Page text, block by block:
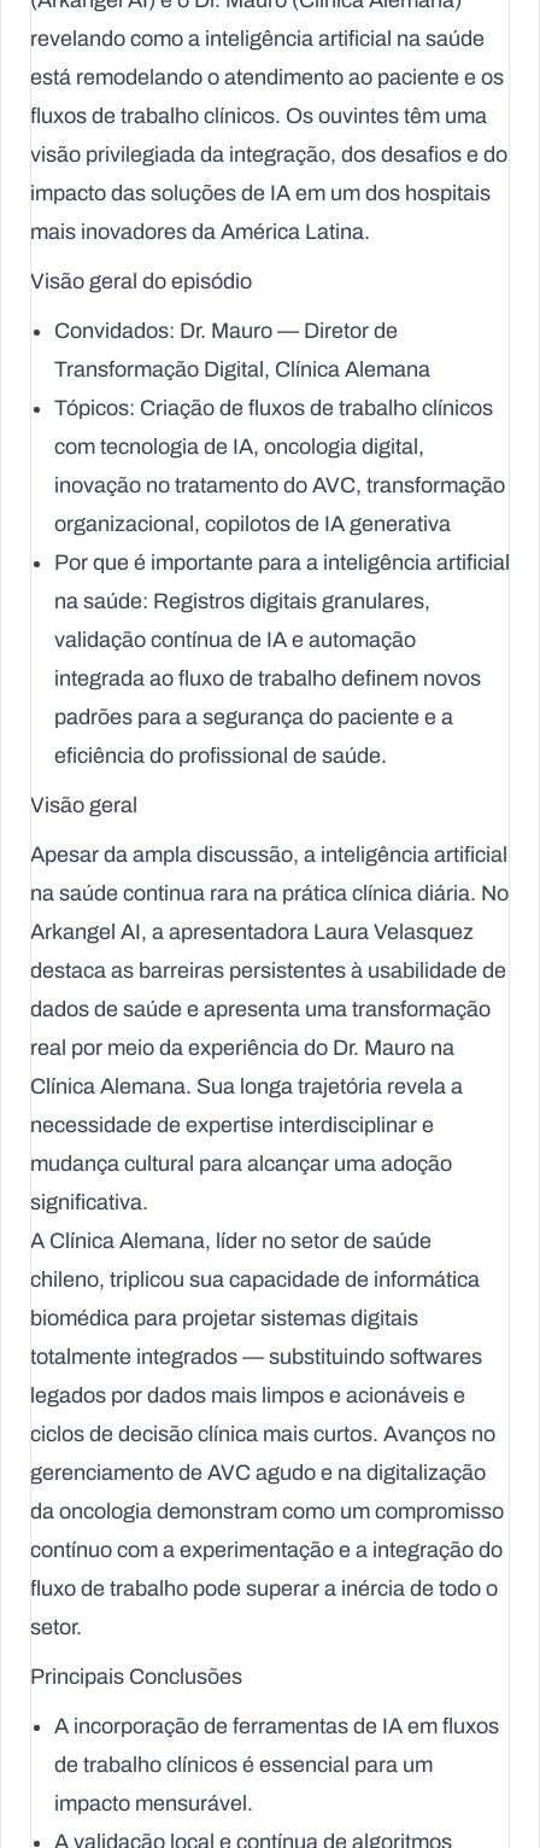
revelando como a inteligência artificial na saúde
está remodelando o atendimento ao paciente e os
fluxos de trabalho clínicos. Os ouvintes têm uma
visão privilegiada da integração, dos desafios e do
impacto das soluções de IA em um dos hospitais
mais inovadores da América Latina.
Visão geral do episódio
Convidados: Dr. Mauro — Diretor de
Transformação Digital, Clínica Alemana
Tópicos: Criação de fluxos de trabalho clínicos
com tecnologia de IA, oncologia digital,
inovação no tratamento do AVC, transformação
organizacional, copilotos de IA generativa
Por que é importante para a inteligência artificial
na saúde: Registros digitais granulares,
validação contínua de IA e automação
integrada ao fluxo de trabalho definem novos
padrões para a segurança do paciente e a
eficiência do profissional de saúde.
Visão geral
Apesar da ampla discussão, a inteligência artificial
na saúde continua rara na prática clínica diária. No
Arkangel AI, a apresentadora Laura Velasquez
destaca as barreiras persistentes à usabilidade de
dados de saúde e apresenta uma transformação
real por meio da experiência do Dr. Mauro na
Clínica Alemana. Sua longa trajetória revela a
necessidade de expertise interdisciplinar e
mudança cultural para alcançar uma adoção
significativa.
A Clínica Alemana, líder no setor de saúde
chileno, triplicou sua capacidade de informática
biomédica para projetar sistemas digitais
totalmente integrados — substituindo softwares
legados por dados mais limpos e acionáveis e
ciclos de decisão clínica mais curtos. Avanços no
gerenciamento de AVC agudo e na digitalização
da oncologia demonstram como um compromisso
contínuo com a experimentação e a integração do
fluxo de trabalho pode superar a inércia de todo o
setor.
Principais Conclusões
A incorporação de ferramentas de IA em fluxos
de trabalho clínicos é essencial para um
impacto mensurável.
A validação local e contínua de algoritmos